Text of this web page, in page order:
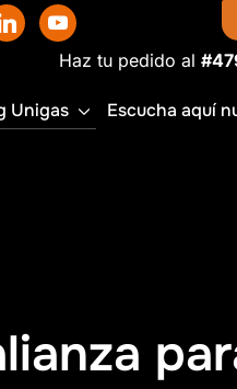
youtube
pedido al#479| Pago
Unigas Escucha aquí